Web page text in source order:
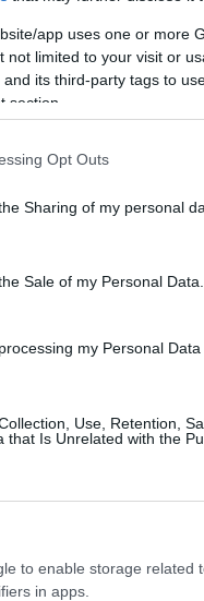
app uses one or more
not limited to your visit or
its third-party tags to
section.
Opt Outs
Sharing of my personal
Sale of my Personal Data.
my Personal
Use, Retention,
that Is Unrelated with the
to enable storage related
in apps.